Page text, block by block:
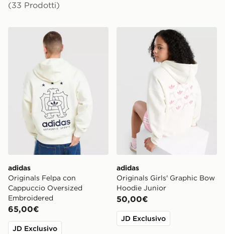
(33 Prodotti)
adidas Originals Felpa con Cappuccio Oversized
adidas
Originals Felpa con
Cappuccio Oversized
Embroidered
65,00€
JD Exclusivo
adidas Originals Girls'
adidas
Originals Girls' Graphic Bow
Hoodie Junior
50,00€
JD Exclusivo